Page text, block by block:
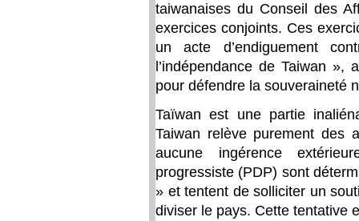
taiwanaises du Conseil des
exercices conjoints. Ces
un acte d’endiguement
l’indépendance de Taiwan »,
pour défendre la souveraineté
Taïwan est une partie
Taiwan relève purement des
aucune ingérence
progressiste (PDP) sont
» et tentent de solliciter un
diviser le pays. Cette tentative